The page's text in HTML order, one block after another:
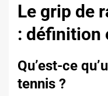
Le grip de
: définition
Qu’est-ce
tennis ?